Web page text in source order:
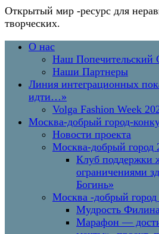
Открытый мир -ресурс для
творческих.
Перейти
содержимому
Основное
О нас
Наш Попечительский
Наши Партнеры
Линия интеграционных
идти…»
Volga Fashion Week
Москва-добрый город-
Новости проекта
Москва-добрый город
Клуб поддержки
ограничениями
Богинь»
Москва -добрый город
Мудрость
Марафон —